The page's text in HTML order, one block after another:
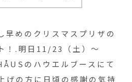
いませ🌲..HÅUSのハウエル
す︎@haus_howell
早めのクリスマスプリザの
！.明日11/23（土）〜
のハウエルブースにて
げの方に日頃の感謝の気持